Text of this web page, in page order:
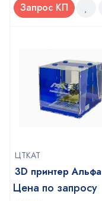
Запрос КП
ЦТКАТ
3D принтер Альфа
Цена по запросу